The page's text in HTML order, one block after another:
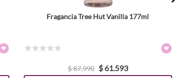
Fragancia Tree Hut Vanilla 177ml
$87.990 $ 61.593